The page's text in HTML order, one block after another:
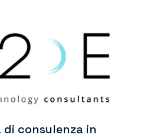
di consulenza in